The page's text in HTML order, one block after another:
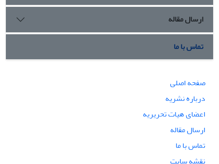
ارسال مقاله
تماس با ما
صفحه اصلی
درباره نشریه
اعضای هیات تحریریه
ارسال مقاله
تماس با ما
نقشه سایت